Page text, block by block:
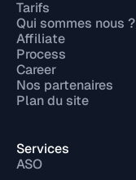
Tarifs
Qui sommes nous ?
Affiliate
Process
Career
Nos partenaires
Plan du site
Services
ASO